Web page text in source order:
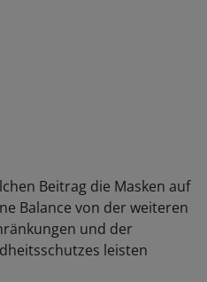
Beitrag die Masken auf
Balance von der weiteren
und der
leisten